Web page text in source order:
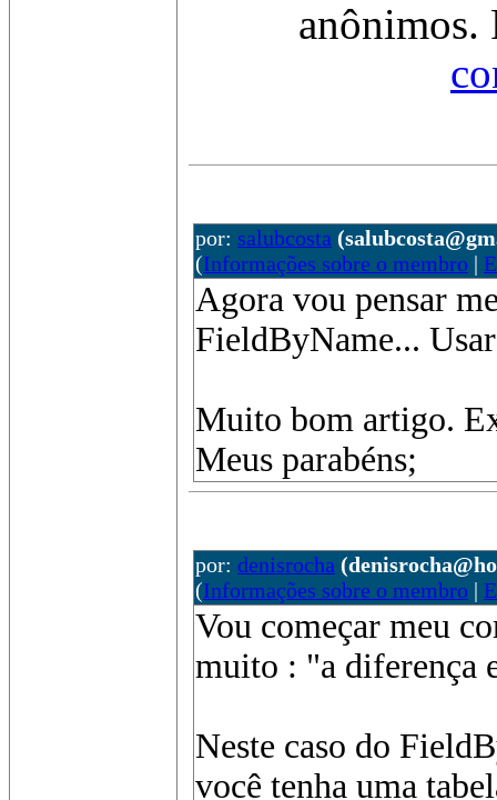
por: salubcosta
(Informações sobre o membro |
Agora vou pensar
FieldByName...
Muito bom artigo.
Meus parabéns;
por: denisrocha
(Informações sobre o membro |
Vou começar meu
muito : "a diferença
Neste caso do
você tenha uma